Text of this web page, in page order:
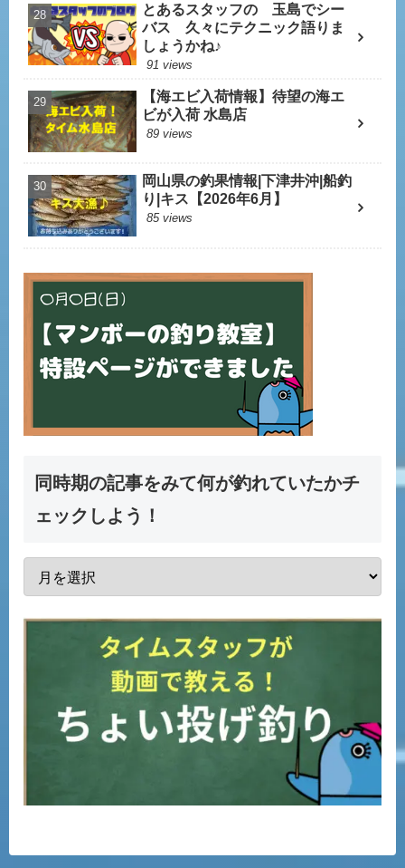
とあるスタッフの 玉島でシー
バス 久々にテクニック語りま
しょうかね♪
91 views
【海エビ入荷情報】待望の海エ
ビが入荷 水島店
89 views
岡山県の釣果情報|下津井沖|船釣
り|キス【2026年6月】
85 views
同時期の記事をみて何が釣れていたかチ
ェックしよう！